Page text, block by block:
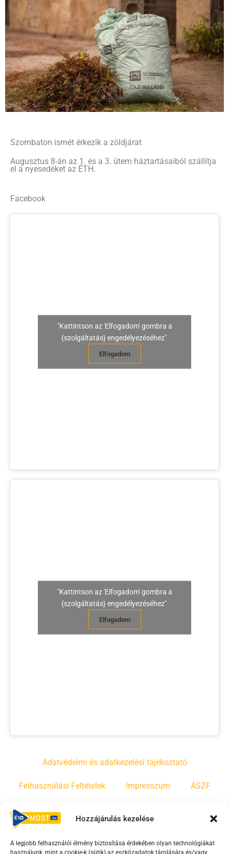
Hozzájárulás kezelése
A legjobb felhasználói élmény biztosítása érdekében olyan technológiákat
használunk, mint a cookie-k (sütik) az eszközadatok tárolására és/vagy
Szombaton ismét érkezik a zöldjárat
Augusztus 8-án az 1. és a 3. ütem háztartásaiból szállítja
el a nyesedéket az ÉTH.
Facebook
"Kattintson az 'Elfogadom' gombra a
{szolgáltatás} engedélyezéséhez"
Elfogadom
"Kattintson az 'Elfogadom' gombra a
{szolgáltatás} engedélyezéséhez"
Elfogadom
Adatvédelmi és adatkezelési tájékoztató
Felhasználási Feltételek Impresszum ÁSZF
Irányelvek
F
Y
T